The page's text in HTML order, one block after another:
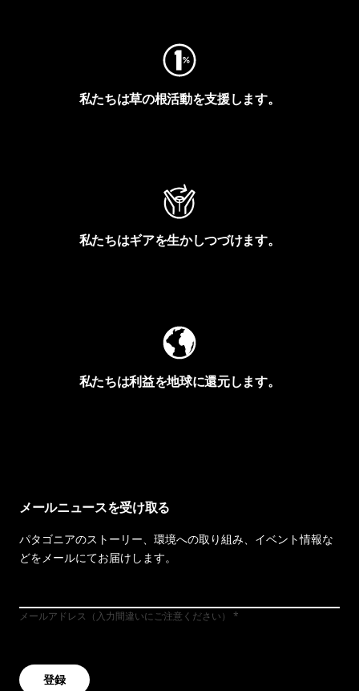
私たちは草の根活動を支援します。
私たちはギアを生かしつづけます。
私たちは利益を地球に還元します。
メールニュースを受け取る
パタゴニアのストーリー、環境への取り組み、イベント情報な
どをメールにてお届けします。
メールアドレス（入力間違いにご注意ください）
登録